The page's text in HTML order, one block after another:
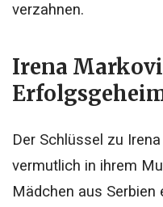
verzahnen.
Irena
Der Schlüssel zu
vermutlich in ihrem
Mädchen aus